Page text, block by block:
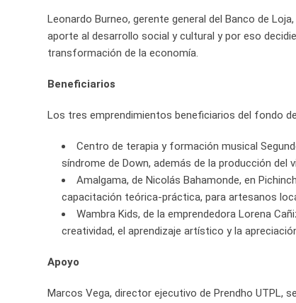
Leonardo Burneo, gerente general del Banco de
aporte al desarrollo social y cultural y por eso
transformación de la economía.
Beneficiarios
Los tres emprendimientos beneficiarios del fondo
Centro de terapia y formación musical
síndrome de Down, además de la producción del
Amalgama, de Nicolás Bahamonde, en
capacitación teórica-práctica, para artesanos
Wambra Kids, de la emprendedora Lorena
creatividad, el aprendizaje artístico y la
Apoyo
Marcos Vega, director ejecutivo de Prendho UTPL,